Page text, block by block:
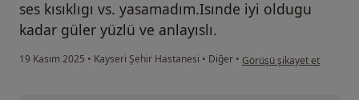
ses kısıklıgı vs. yasamadım.Isınde iyi oldugu
kadar güler yüzlü ve anlayıslı.
19 Kasım 2025 • Kayseri Şehir Hastanesi • Diğer • kullanıcının görüşüne
Görüşü şikayet et